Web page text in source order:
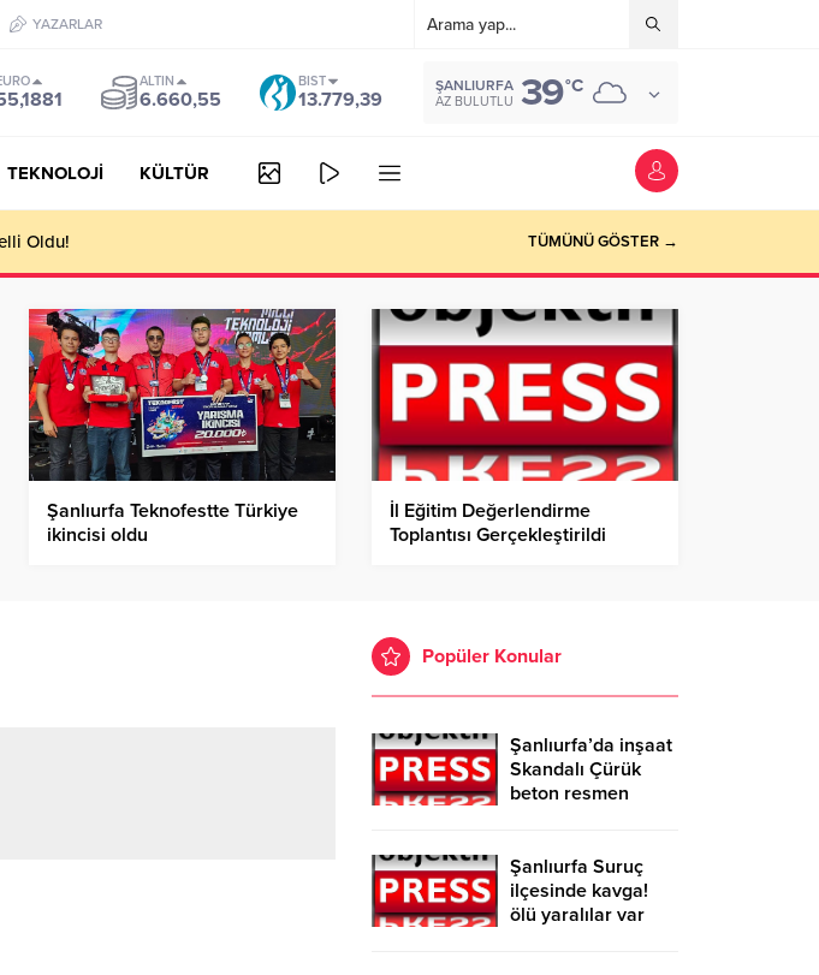
YAZARLAR
ALTIN
6.660,55
BIST
13.779,39
ŞANLIURFA
AZ BULUTLU 39°C
TEKNOLOJİ KÜLTÜR
Oldu! TÜMÜNÜ GÖSTER →
Şanlıurfa Teknofestte Türkiye
ikincisi oldu
İl Eğitim Değerlendirme
Toplantısı Gerçekleştirildi
Popüler Konular
Şanlıurfa’da inşaat
Skandalı Çürük
beton resmen
Şanlıurfa Suruç
ilçesinde kavga!
ölü yaralılar var